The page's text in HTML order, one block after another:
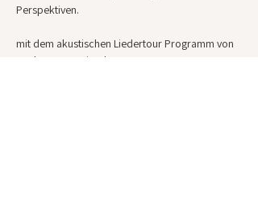
Perspektiven.
mit dem akustischen Liedertour Programm von
Soulmama & Friends